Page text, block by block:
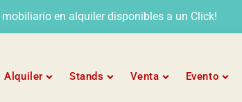
en alquiler disponibles a un Click!
Alquiler Stands Venta Evento